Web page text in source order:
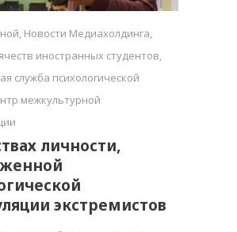
, Новости Медиахолдинга,
иностранных студентов,
служба психологической
межкультурной
личности,
экстремистов